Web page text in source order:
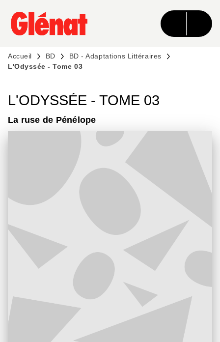
MENU RECHERCHE CONTENU
PIED DE PAGE
Accueil BD
BD - Adaptations Littéraires
L'Odyssée - Tome 03
L'ODYSSÉE - TOME 03
La ruse de Pénélope